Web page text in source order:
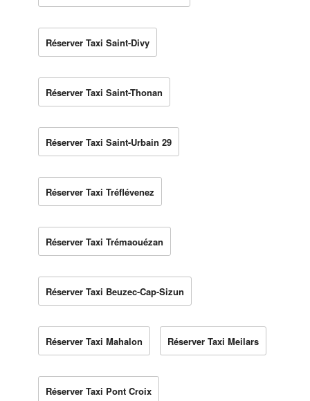
Réserver Taxi Saint-Divy
Réserver Taxi Saint-Thonan
Réserver Taxi Saint-Urbain 29
Réserver Taxi Tréflévenez
Réserver Taxi Trémaouézan
Réserver Taxi Beuzec-Cap-Sizun
Réserver Taxi Mahalon Réserver Taxi Meilars
Réserver Taxi Pont Croix